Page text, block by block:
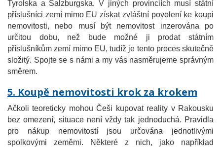
Tyrolska a Salzburgska. V jiných provinciích musí státní
příslušníci zemí mimo EU získat zvláštní povolení ke koupi
nemovitosti, nebo musí být nemovitost inzerována po
určitou dobu, než bude možné ji prodat státním
příslušníkům zemí mimo EU, tudíž je tento proces skutečně
složitý. Spojte se s námi a my vás nasměrujeme správným
směrem.
5. Koupě nemovitosti krok za krokem
Ačkoli teoreticky mohou Češi kupovat reality v Rakousku
bez omezení, situace není vždy tak jednoduchá. Pravidla
pro nákup nemovitostí jsou určována jednotlivými
spolkovými zeměmi. Některé z nich, jako například